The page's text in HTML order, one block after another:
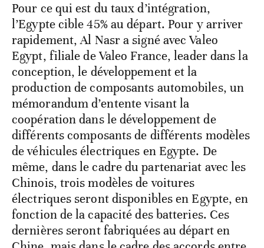
Pour ce qui est du taux d’intégration,
l’Egypte cible 45% au départ. Pour y arriver
rapidement, Al Nasr a signé avec Valeo
Egypt, filiale de Valeo France, leader dans la
conception, le développement et la
production de composants automobiles, un
mémorandum d’entente visant la
coopération dans le développement de
différents composants de différents modèles
de véhicules électriques en Egypte. De
même, dans le cadre du partenariat avec les
Chinois, trois modèles de voitures
électriques seront disponibles en Egypte, en
fonction de la capacité des batteries. Ces
dernières seront fabriquées au départ en